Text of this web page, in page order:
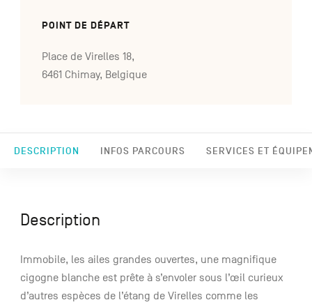
DESCRIPTION INFOS PARCOURS SERVICES ET
POINT DE DÉPART
Place de Virelles 18,
6461 Chimay, Belgique
Description
Immobile, les ailes grandes ouvertes, une magnifique
cigogne blanche est prête à s’envoler sous l’œil curieux
d’autres espèces de l’étang de Virelles comme les